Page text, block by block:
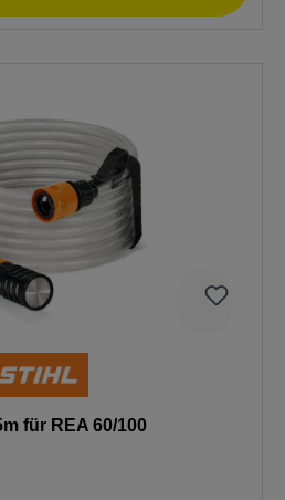
für REA 60/100